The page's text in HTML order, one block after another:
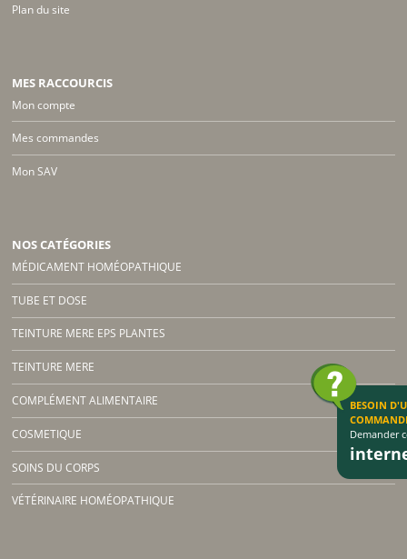
Plan du site
MES RACCOURCIS
Mon compte
Mes commandes
Mon SAV
NOS CATÉGORIES
MÉDICAMENT HOMÉOPATHIQUE
TUBE ET DOSE
TEINTURE MERE EPS PLANTES
TEINTURE MERE
COMPLÉMENT ALIMENTAIRE
COSMETIQUE
SOINS DU CORPS
VÉTÉRINAIRE HOMÉOPATHIQUE
BESOIN
Demander